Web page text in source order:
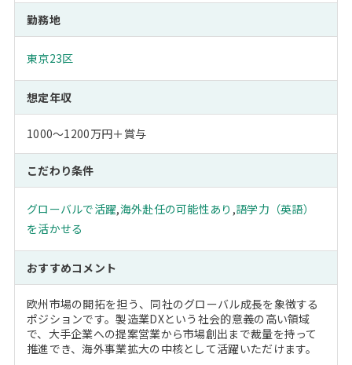
勤務地
東京23区
想定年収
1000～1200万円＋賞与
こだわり条件
グローバルで活躍,海外赴任の可能性あり ,語学力（英語）
を活かせる
おすすめコメント
欧州市場の開拓を担う、同社のグローバル成長を象徴する
ポジションです。製造業DXという社会的意義の高い領域
で、大手企業への提案営業から市場創出まで裁量を持って
推進でき、海外事業拡大の中核として活躍いただけます。